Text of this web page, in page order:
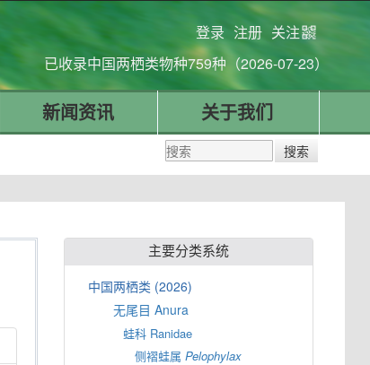
登录 注册 关注
已收录中国两栖类物种759种（2026-07-23）
新闻资讯 关于我们
主要分类系统
中国两栖类 (2026)
无尾目 Anura
蛙科 Ranidae
侧褶蛙属Pelophylax